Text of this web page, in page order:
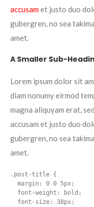
accusamet justo duo
gubergren, no sea
amet.
A Smaller Sub-
Lorem ipsum dolor sit
diam nonumy eirmod
magna aliquyam erat,
accusam et justo duo
gubergren, no sea
amet.
.post-title {
  margin: 0 0 5px;
  font-weight: bold;
  font-size: 38px;